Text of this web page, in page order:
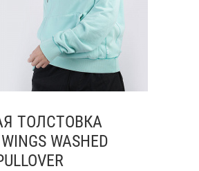
ТОЛСТОВКА
WASHED